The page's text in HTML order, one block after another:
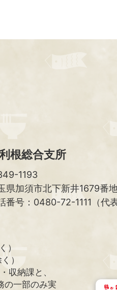
根総合支所
1193
県加須市北下新井1679番
番号：0480-72-1111（代表
）
）
収納課と、
の一部のみ実